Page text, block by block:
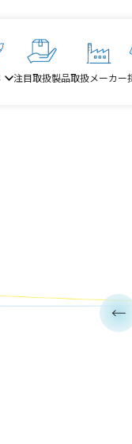
注目取扱製品取扱メーカー